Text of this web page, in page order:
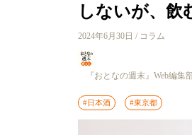
しないが、飲
2024年6月30日 / コラム
『おとなの週末』Web編集
#日本酒 #東京都